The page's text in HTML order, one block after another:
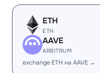
ETH
ETH
AAVE
ARBITRUM
exchange ETH на AAVE →